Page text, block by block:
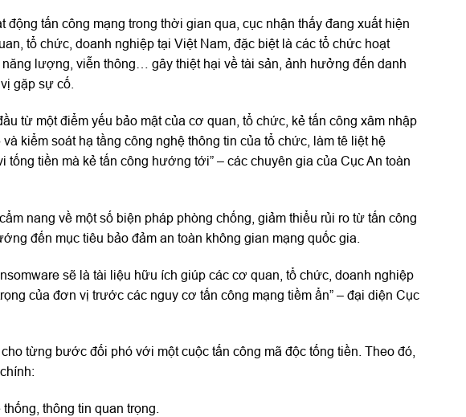
động tấn công mạng trong thời gian qua, cục nhận thấy đang xuất hiện
tổ chức, doanh nghiệp tại Việt Nam, đặc biệt là các tổ chức hoạt
lượng, viễn thông… gây thiệt hại về tài sản, ảnh hưởng đến danh
gặp sự cố.
từ một điểm yếu bảo mật của cơ quan, tổ chức, kẻ tấn công xâm nhập
kiểm soát hạ tầng công nghệ thông tin của tổ chức, làm tê liệt hệ
tiền mà kẻ tấn công hướng tới” – các chuyên gia của Cục An toàn
nang về một số biện pháp phòng chống, giảm thiểu rủi ro từ tấn công
đến mục tiêu bảo đảm an toàn không gian mạng quốc gia.
sẽ là tài liệu hữu ích giúp các cơ quan, tổ chức, doanh nghiệp
của đơn vị trước các nguy cơ tấn công mạng tiềm ẩn” – đại diện Cục
từng bước đối phó với một cuộc tấn công mã độc tống tiền. Theo đó,
thông tin quan trọng.